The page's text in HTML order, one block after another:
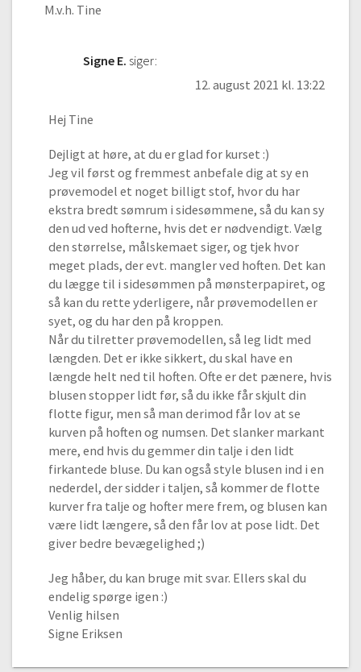
M.v.h. Tine
Signe E. siger:
12. august 2021 kl. 13:22
Hej Tine
Dejligt at høre, at du er glad for kurset :)
Jeg vil først og fremmest anbefale dig at sy en
prøvemodel et noget billigt stof, hvor du har
ekstra bredt sømrum i sidesømmene, så du kan sy
den ud ved hofterne, hvis det er nødvendigt. Vælg
den størrelse, målskemaet siger, og tjek hvor
meget plads, der evt. mangler ved hoften. Det kan
du lægge til i sidesømmen på mønsterpapiret, og
så kan du rette yderligere, når prøvemodellen er
syet, og du har den på kroppen.
Når du tilretter prøvemodellen, så leg lidt med
længden. Det er ikke sikkert, du skal have en
længde helt ned til hoften. Ofte er det pænere, hvis
blusen stopper lidt før, så du ikke får skjult din
flotte figur, men så man derimod får lov at se
kurven på hoften og numsen. Det slanker markant
mere, end hvis du gemmer din talje i den lidt
firkantede bluse. Du kan også style blusen ind i en
nederdel, der sidder i taljen, så kommer de flotte
kurver fra talje og hofter mere frem, og blusen kan
være lidt længere, så den får lov at pose lidt. Det
giver bedre bevægelighed ;)
Jeg håber, du kan bruge mit svar. Ellers skal du
endelig spørge igen :)
Venlig hilsen
Signe Eriksen